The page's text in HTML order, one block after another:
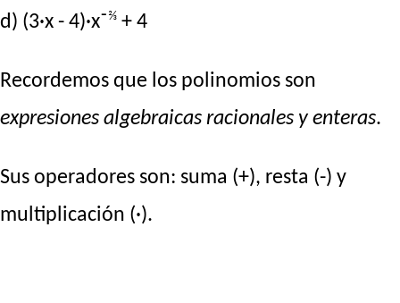
d) (3·x - 4)·x⁻ ⅔ + 4
Recordemos que los polinomios son
expresiones algebraicas racionales y enteras.
Sus operadores son: suma (+), resta (-) y
multiplicación (·).